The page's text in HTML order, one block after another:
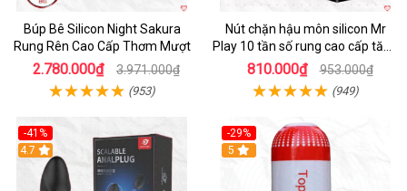
Búp Bê Silicon Night Sakura
Rung Rên Cao Cấp Thơm Mượt
2.780.000₫ 3.971.000₫
(953)
Nút chặn hậu môn silicon Mr
Play 10 tần số rung cao cấp tăng
khoái cảm
810.000₫ 953.000₫
(949)
-41%
Hot
4.7
-29%
5